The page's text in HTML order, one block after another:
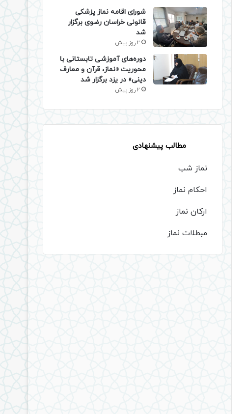
شورای اقامه نماز پزشکی
قانونی خراسان رضوی برگزار
شد
2 روز پیش
دوره‌های آموزشی تابستانی با
محوریت «نماز، قرآن و معارف
دینی» در یزد برگزار شد
2 روز پیش
مطالب پیشنهادی
نماز شب
احکام نماز
ارکان نماز
مبطلات نماز